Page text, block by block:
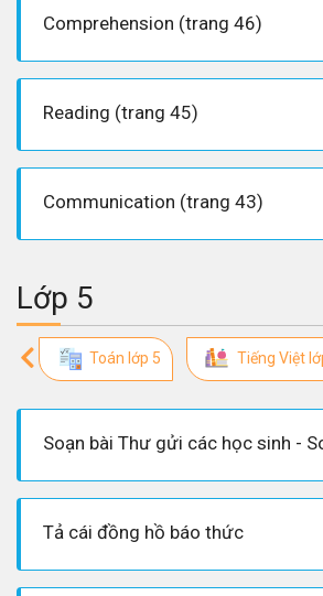
Comprehension (trang 46)
Reading (trang 45)
Communication (trang 43)
Lớp 5
Toán lớp 5 Tiếng Việt
Soạn bài Thư gửi các học sinh -
Tả cái đồng hồ báo thức